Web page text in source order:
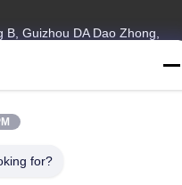
B, Guizhou DA Dao Zhong,
China
for?